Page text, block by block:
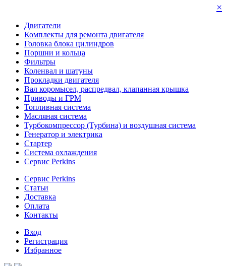
×
Двигатели
Комплекты для ремонта двигателя
Головка блока цилиндров
Поршни и кольца
Фильтры
Коленвал и шатуны
Прокладки двигателя
Вал коромысел, распредвал, клапанная крышка
Приводы и ГРМ
Топливная система
Масляная система
Турбокомпрессор (Турбина) и воздушная система
Генератор и электрика
Стартер
Система охлаждения
Сервис Perkins
Сервис Perkins
Статьи
Доставка
Оплата
Контакты
Вход
Регистрация
Избранное